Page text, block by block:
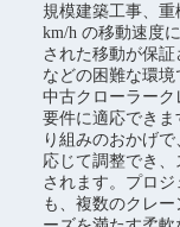
規模建築工事、
km/h の移動速度
された移動が保
などの困難な環境
中古クローラー
要件に適応できま
り組みのおかげ
応じて調整でき
されます。プロ
も、複数のクレ